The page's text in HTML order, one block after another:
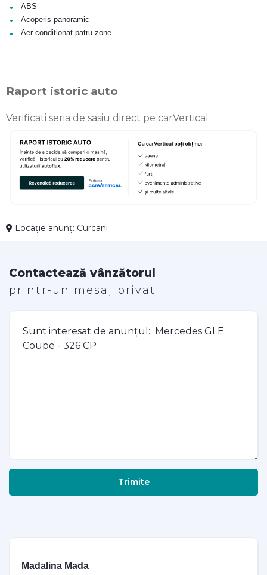
• ABS
• Acoperis panoramic
• Aer conditionat patru zone
Raport istoric auto
Verificati seria de sasiu direct pe carVertical
Locație anunț: Curcani
Contactează vânzătorul
printr-un mesaj privat
Trimite
Madalina Mada